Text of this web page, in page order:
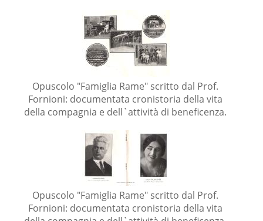
Opuscolo "Famiglia Rame" scritto dal Prof.
Fornioni: documentata cronistoria della vita
della compagnia e dell`attività di beneficenza.
Opuscolo "Famiglia Rame" scritto dal Prof.
Fornioni: documentata cronistoria della vita